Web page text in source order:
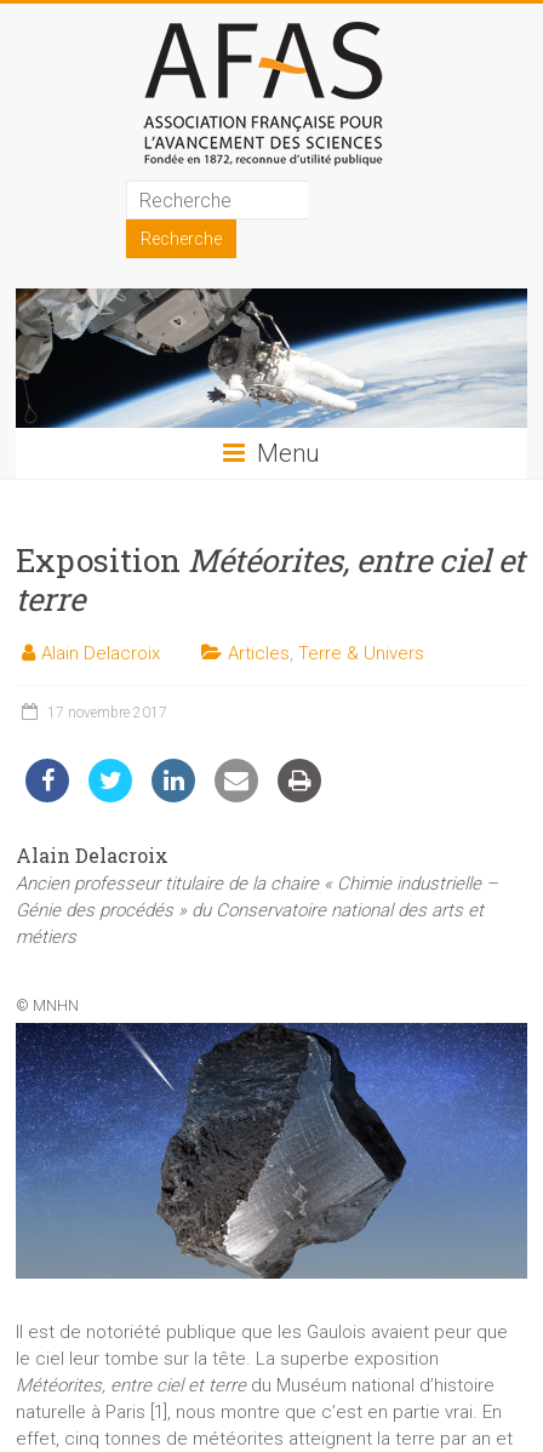
Association
française
pour
l'avancement
des
sciences
les
sciences
et
les
auprès
public
Menu
Exposition Météorites, entre ciel et
terre
Alain Delacroix Articles,Terre & Univers
17 novembre 2017
Alain Delacroix
Ancien professeur titulaire de la chaire « Chimie industrielle –
Génie des procédés » du Conservatoire national des arts et
métiers
© MNHN
Il est de notoriété publique que les Gaulois avaient peur que
le ciel leur tombe sur la tête. La superbe exposition
Météorites, entre ciel et terredu Muséum national d’histoire
naturelle à Paris [1], nous montre que c’est en partie vrai. En
effet, cinq tonnes de météorites atteignent la terre par an et